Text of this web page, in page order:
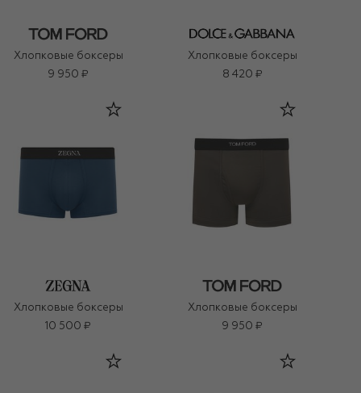
Хлопковые боксеры
9 950 ₽
Хлопковые боксеры
8 420 ₽
Хлопковые боксеры
10 500 ₽
Хлопковые боксеры
9 950 ₽